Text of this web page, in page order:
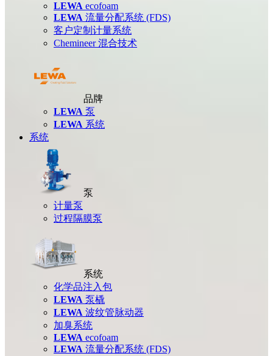
LEWA ecofoam
LEWA 流量分配系统 (FDS)
客户定制计量系统
Chemineer 混合技术
品牌
LEWA 泵
LEWA 系统
系统
泵
计量泵
过程隔膜泵
系统
化学品注入包
LEWA 泵橇
LEWA 波纹管脉动器
加臭系统
LEWA ecofoam
LEWA 流量分配系统 (FDS)